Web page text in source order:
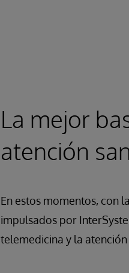
La mejor
atención
En estos momentos, con
impulsados por
telemedicina y la atención